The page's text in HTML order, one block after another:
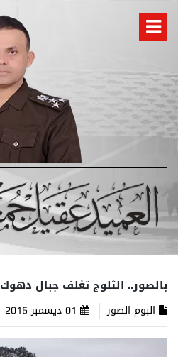
بالصور.. الثلوج تغلف جبال دهوك
البوم الصور